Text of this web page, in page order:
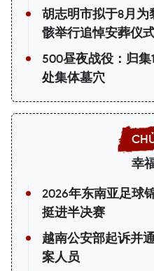
胡志明市拟于8月
骸举行追悼安葬仪
500昼夜战役：归
处集体墓穴
幸
2026年东南亚足球
挺进半决赛
越南公安部起诉并
案人员